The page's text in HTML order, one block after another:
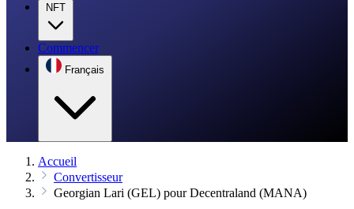
NFT
Commencer
Français
Accueil
Convertisseur
Georgian Lari (GEL) pour Decentraland (MANA)